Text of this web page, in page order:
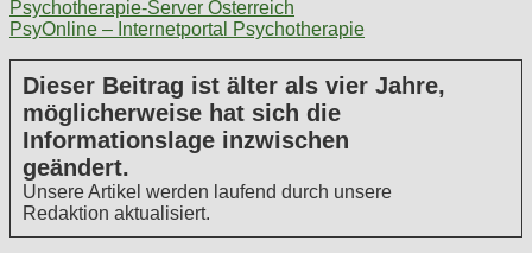
Psychotherapie-Server Österreich
PsyOnline – Internetportal Psychotherapie
Dieser Beitrag ist älter als vier Jahre,
möglicherweise hat sich die
Informationslage inzwischen
geändert.
Unsere Artikel werden laufend durch unsere
Redaktion aktualisiert.